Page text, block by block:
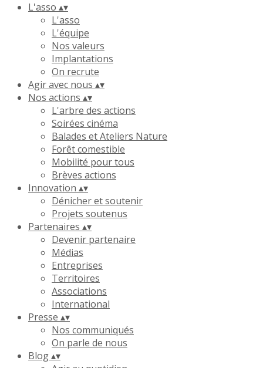
L'asso ▴▾
L'asso
L'équipe
Nos valeurs
Implantations
On recrute
Agir avec nous ▴▾
Nos actions ▴▾
L'arbre des actions
Soirées cinéma
Balades et Ateliers Nature
Forêt comestible
Mobilité pour tous
Brèves actions
Innovation ▴▾
Dénicher et soutenir
Projets soutenus
Partenaires ▴▾
Devenir partenaire
Médias
Entreprises
Territoires
Associations
International
Presse ▴▾
Nos communiqués
On parle de nous
Blog▴▾